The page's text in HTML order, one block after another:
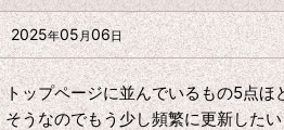
2025年05月06日
トップページに並んでいるもの5点
そうなのでもう少し頻繁に更新した